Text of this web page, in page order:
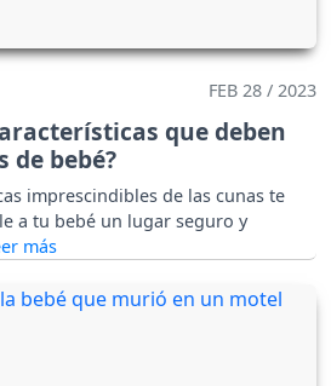
FEB 28 / 2023
que deben
de bebé?
imprescindibles de las cunas te
a tu bebé un lugar seguro y